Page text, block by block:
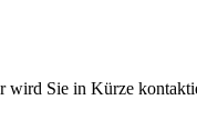
Sie in Kürze